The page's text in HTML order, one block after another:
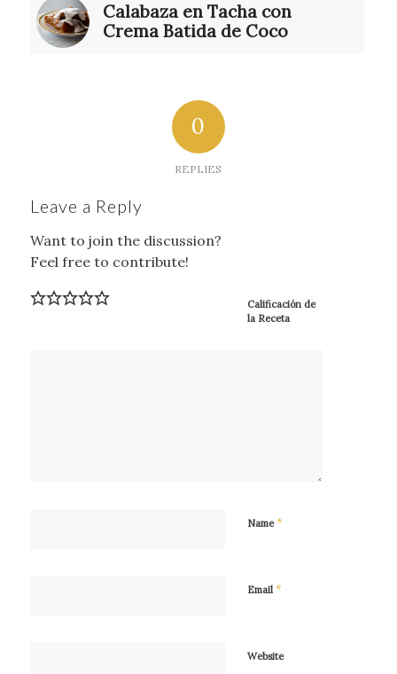
Calabaza en Tacha con
Crema Batida de Coco
0
REPLIES
Leave a Reply
Want to join the discussion?
Feel free to contribute!
Calificación de
la Receta
Name*
Email *
Website